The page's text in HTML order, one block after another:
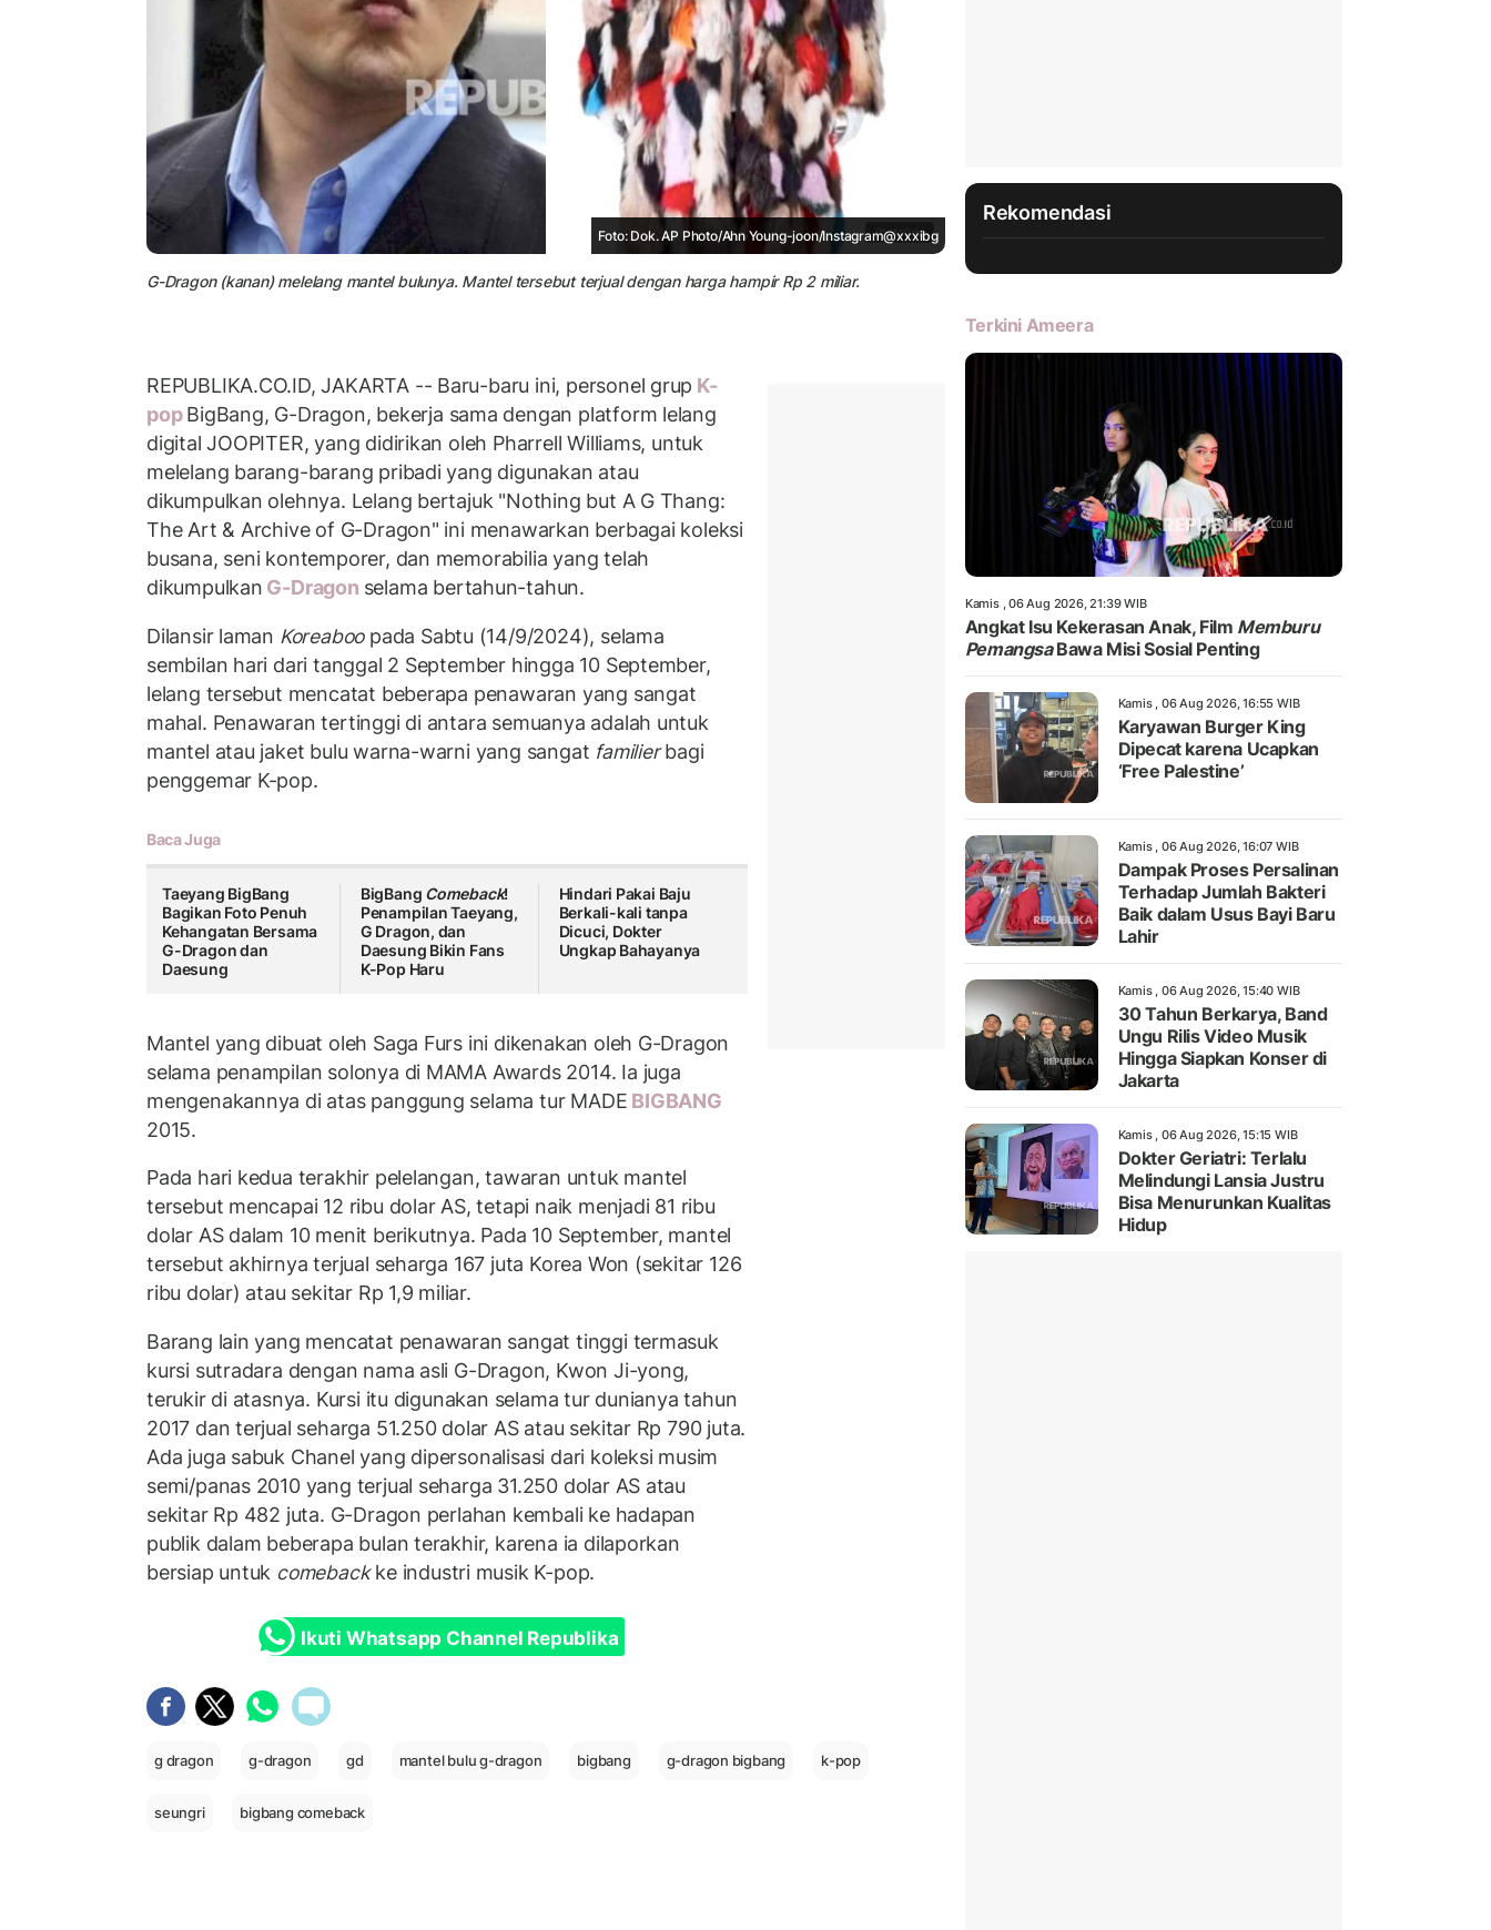
Foto: Dok. AP Photo/Ahn Young-joon/Instagram@xxxibg
G-Dragon (kanan) melelang mantel bulunya. Mantel tersebut terjual dengan harga hampir Rp 2 miliar.
REPUBLIKA.CO.ID, JAKARTA -- Baru-baru ini, personel grup K-
popBigBang, G-Dragon, bekerja sama dengan platform lelang
digital JOOPITER, yang didirikan oleh Pharrell Williams, untuk
melelang barang-barang pribadi yang digunakan atau
dikumpulkan olehnya. Lelang bertajuk "Nothing but A G Thang:
The Art & Archive of G-Dragon" ini menawarkan berbagai koleksi
busana, seni kontemporer, dan memorabilia yang telah
dikumpulkan G-Dragon selama bertahun-tahun.
Dilansir laman Koreaboopada Sabtu (14/9/2024), selama
sembilan hari dari tanggal 2 September hingga 10 September,
lelang tersebut mencatat beberapa penawaran yang sangat
mahal. Penawaran tertinggi di antara semuanya adalah untuk
mantel atau jaket bulu warna-warni yang sangat familierbagi
penggemar K-pop.
Baca Juga
Taeyang BigBang
Bagikan Foto Penuh
Kehangatan Bersama
G-Dragon dan
Daesung
BigBang Comeback!
Penampilan Taeyang,
G Dragon, dan
Daesung Bikin Fans
K-Pop Haru
Hindari Pakai Baju
Berkali-kali tanpa
Dicuci, Dokter
Ungkap Bahayanya
Mantel yang dibuat oleh Saga Furs ini dikenakan oleh G-Dragon
selama penampilan solonya di MAMA Awards 2014. Ia juga
mengenakannya di atas panggung selama tur MADE BIGBANG
2015.
Pada hari kedua terakhir pelelangan, tawaran untuk mantel
tersebut mencapai 12 ribu dolar AS, tetapi naik menjadi 81 ribu
dolar AS dalam 10 menit berikutnya. Pada 10 September, mantel
tersebut akhirnya terjual seharga 167 juta Korea Won (sekitar 126
ribu dolar) atau sekitar Rp 1,9 miliar.
Barang lain yang mencatat penawaran sangat tinggi termasuk
kursi sutradara dengan nama asli G-Dragon, Kwon Ji-yong,
terukir di atasnya. Kursi itu digunakan selama tur dunianya tahun
2017 dan terjual seharga 51.250 dolar AS atau sekitar Rp 790 juta.
Ada juga sabuk Chanel yang dipersonalisasi dari koleksi musim
semi/panas 2010 yang terjual seharga 31.250 dolar AS atau
sekitar Rp 482 juta. G-Dragon perlahan kembali ke hadapan
publik dalam beberapa bulan terakhir, karena ia dilaporkan
bersiap untuk comebackke industri musik K-pop.
Ikuti Whatsapp Channel Republika
g dragon g-dragon gd mantel bulu g-dragon bigbang g-dragon bigbang k-pop
seungri bigbang comeback
Rekomendasi
Terkini Ameera
Kamis , 06 Aug 2026, 21:39 WIB
Angkat Isu Kekerasan Anak, Film Memburu
PemangsaBawa Misi Sosial Penting
Kamis , 06 Aug 2026, 16:55 WIB
Karyawan Burger King
Dipecat karena Ucapkan
‘Free Palestine’
Kamis , 06 Aug 2026, 16:07 WIB
Dampak Proses Persalinan
Terhadap Jumlah Bakteri
Baik dalam Usus Bayi Baru
Lahir
Kamis , 06 Aug 2026, 15:40 WIB
30 Tahun Berkarya, Band
Ungu Rilis Video Musik
Hingga Siapkan Konser di
Jakarta
Kamis , 06 Aug 2026, 15:15 WIB
Dokter Geriatri: Terlalu
Melindungi Lansia Justru
Bisa Menurunkan Kualitas
Hidup